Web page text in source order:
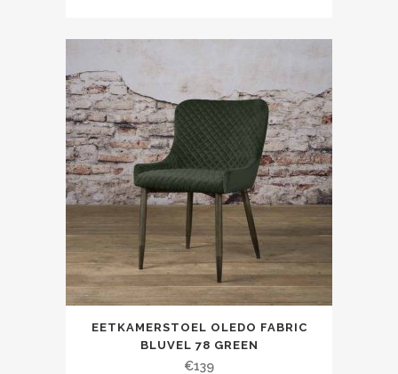
EETKAMERSTOEL OLEDO FABRIC
BLUVEL 78 GREEN
€139